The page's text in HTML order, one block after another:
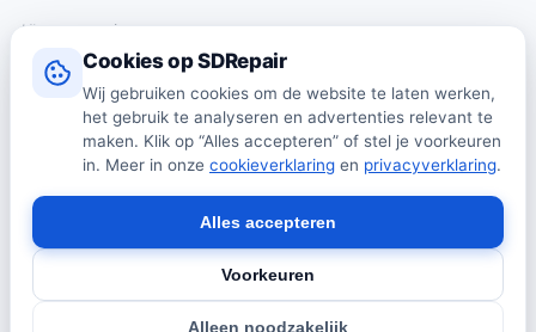
Cookies op SDRepair
Wij gebruiken cookies om de website te laten werken,
het gebruik te analyseren en advertenties relevant te
maken. Klik op “Alles accepteren” of stel je voorkeuren
in. Meer in onze cookieverklaring en privacyverklaring.
Alleen noodzakelijk
Voorkeuren
Alles accepteren
Klantenservice
Verzending & levering
Retourneren
Algemene voorwaarden